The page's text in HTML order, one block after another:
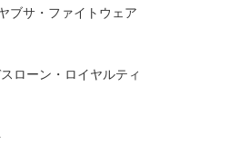
ブサ・ファイトウェア
スローン・ロイヤルティ